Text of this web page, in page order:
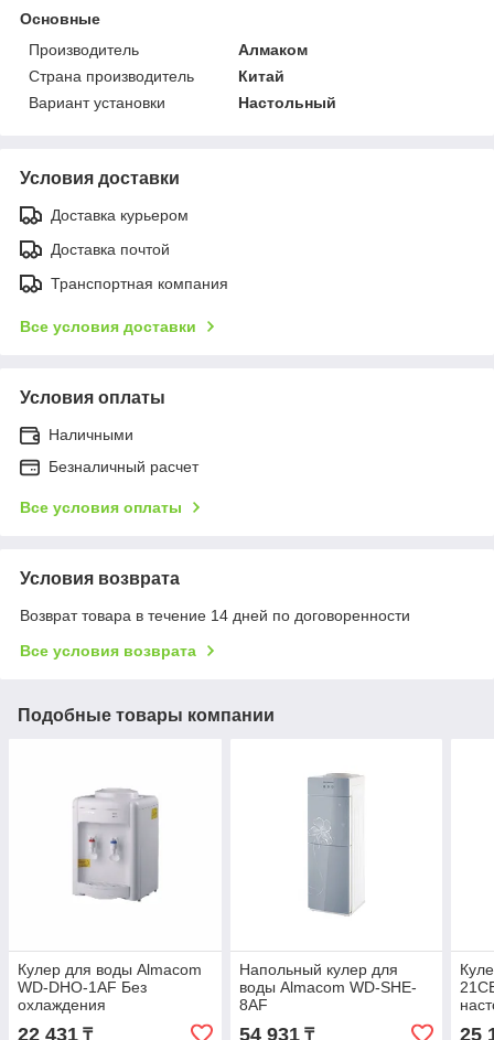
Основные
Производитель
Алмаком
Страна производитель
Китай
Вариант установки
Настольный
Условия доставки
Доставка курьером
Доставка почтой
Транспортная компания
Все условия доставки
Условия оплаты
Наличными
Безналичный расчет
Все условия оплаты
Условия возврата
Возврат товара в течение 14 дней по договоренности
Все условия возврата
Подобные товары компании
Кулер для воды Almacom
WD-DНО-1AF Без
охлаждения
22 431 ₸
Напольный кулер для
воды Almacom WD-SHE-
8AF
54 931₸ 25